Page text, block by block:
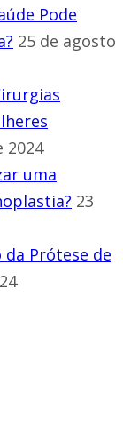
Pode
25 de agosto
2024
uma
23
da Prótese de